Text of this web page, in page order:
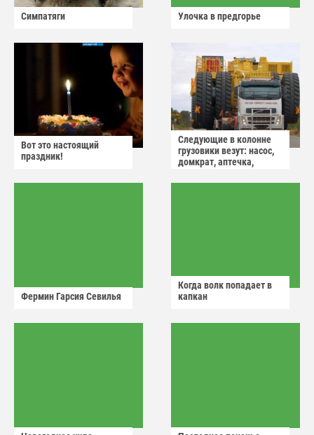
Симпатяги Улочка в предгорье
Вот это настоящий
праздник!
Следующие в колонне
грузовики везут: насос,
домкрат, аптечка,
Фермин Гарсия Севилья
Когда волк попадает в
капкан